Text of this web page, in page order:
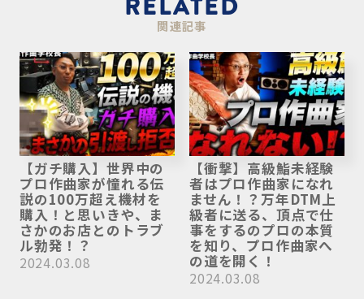
RELATED
関連記事
【ガチ購入】世界中の
プロ作曲家が憧れる伝
説の100万超え機材を
購入！と思いきや、ま
さかのお店とのトラブ
ル勃発！？
2024.03.08
【衝撃】高級鮨未経験
者はプロ作曲家になれ
ません！？万年DTM上
級者に送る、頂点で仕
事をするのプロの本質
を知り、プロ作曲家へ
の道を開く！
2024.03.08